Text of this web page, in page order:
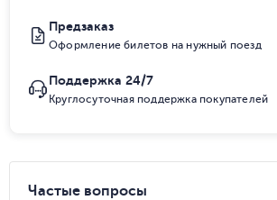
Предзаказ
Оформление билетов на нужный поезд
Поддержка 24/7
Круглосуточная поддержка покупателей
Частые вопросы